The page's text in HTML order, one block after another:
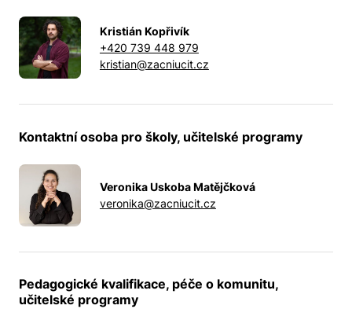
Kristián Kopřivík
+420 739 448 979
kristian@zacniucit.cz
Kontaktní osoba pro školy, učitelské programy
Veronika Uskoba Matějčková
veronika@zacniucit.cz
Pedagogické kvalifikace, péče o komunitu,
učitelské programy